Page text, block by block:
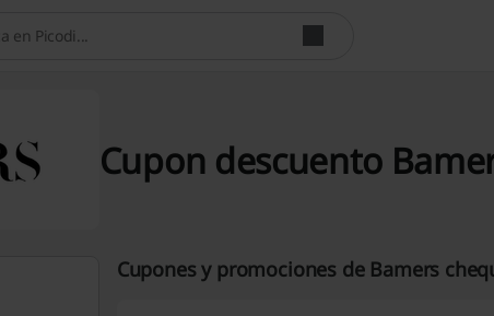
Cupon descuento
Cupones y promociones de Bamers